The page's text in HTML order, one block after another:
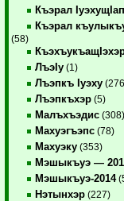
Къэрал
Къэрал
(58)
ЛъэIу (1)
Лъэпкъ Iуэху
Лъэпкъхэр (5)
Малъхъэдис (308)
Махуэгъэпс (78)
Махуэку (353)
Мэшыкъуэ —
Мэшыкъуэ-2014
Нэтынхэр (227)